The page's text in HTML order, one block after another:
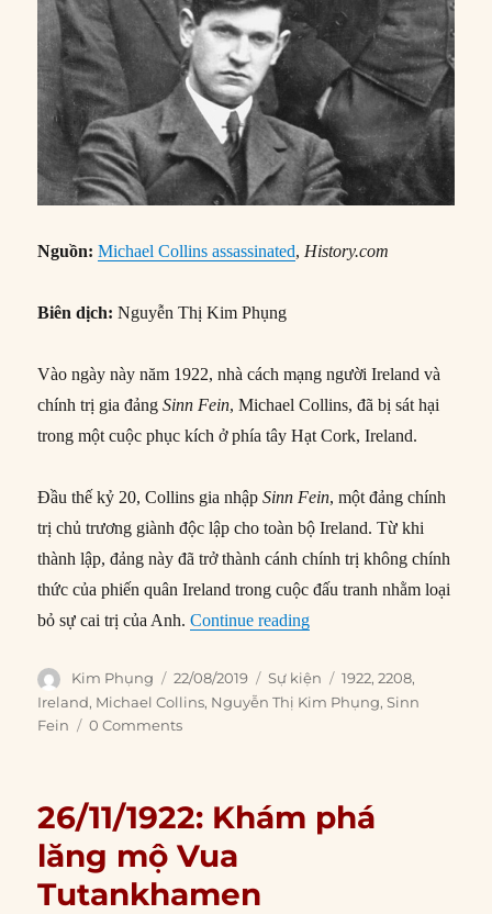
Nguồn: Michael Collins assassinated,History.com
Biên dịch: Nguyễn Thị Kim Phụng
Vào ngày này năm 1922, nhà cách mạng người Ireland và
chính trị gia đảngSinn Fein, Michael Collins, đã bị sát hại
trong một cuộc phục kích ở phía tây Hạt Cork, Ireland.
Đầu thế kỷ 20, Collins gia nhậpSinn Fein, một đảng chính
trị chủ trương giành độc lập cho toàn bộ Ireland. Từ khi
thành lập, đảng này đã trở thành cánh chính trị không chính
thức của phiến quân Ireland trong cuộc đấu tranh nhằm loại
bỏ sự cai trị của Anh.Continue reading“22/08/1922: Michael
Author
Kim Phụng
Posted
on
22/08/2019 Categories
Sự kiện Tags
1922,2208,
Ireland, Michael Collins, Nguyễn Thị Kim Phụng,Sinn
Fein
0 Comments
26/11/1922: Khám phá
lăng mộ Vua
Tutankhamen